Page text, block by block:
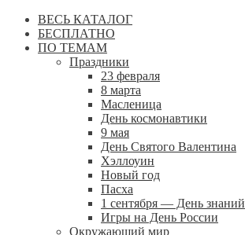
ВЕСЬ КАТАЛОГ
БЕСПЛАТНО
ПО ТЕМАМ
Праздники
23 февраля
8 марта
Масленица
День космонавтики
9 мая
День Святого Валентина
Хэллоуин
Новый год
Пасха
1 сентября — День знаний
Игры на День России
Окружающий мир